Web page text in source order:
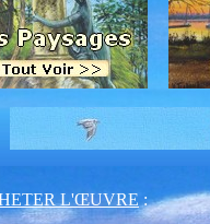
L'ŒUVRE :